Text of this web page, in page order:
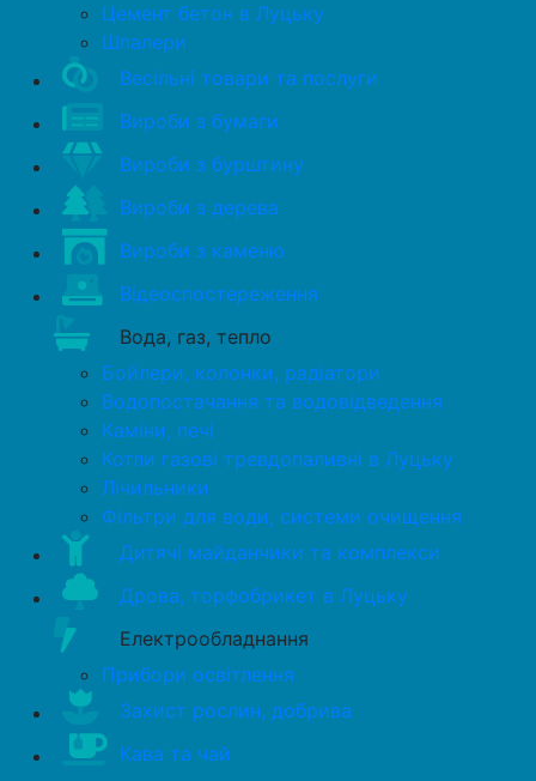
Цемент бетон в Луцьку
Шпалери
Весільні товари та послуги
Вироби з бумаги
Вироби з бурштину
Вироби з дерева
Вироби з каменю
Відеоспостереження
Вода, газ, тепло
Бойлери, колонки, радіатори
Водопостачання та водовідведення
Каміни, печі
Котли газові тревдопаливні в Луцьку
Лічильники
Фільтри для води, системи очищення
Дитячі майданчики та комплекси
Дрова, торфобрикет в Луцьку
Електрообладнання
Прибори освітлення
Захист рослин, добрива
Кава та чай